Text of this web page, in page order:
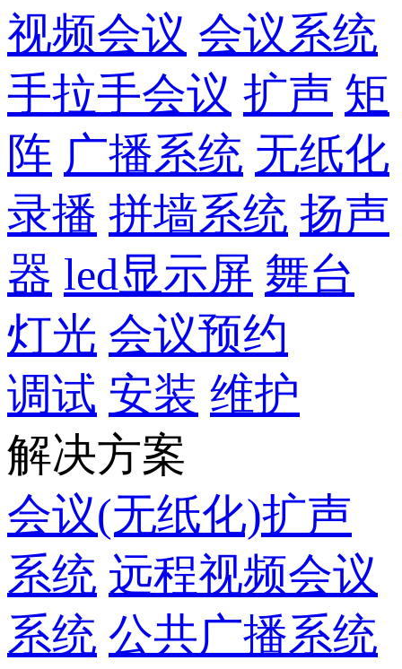
视频会议 会议系统
手拉手会议 扩声 矩
阵 广播系统 无纸化
录播 拼墙系统 扬声
器 led显示屏 舞台
灯光 会议预约
调试 安装 维护
解决方案
会议(无纸化)扩声
系统 远程视频会议
系统 公共广播系统